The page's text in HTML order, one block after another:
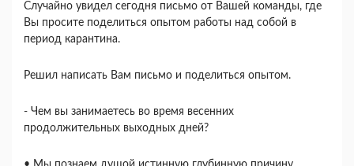
Случайно увидел сегодня письмо от Вашей команды, где
Вы просите поделиться опытом работы над собой в
период карантина.
Решил написать Вам письмо и поделиться опытом.
- Чем вы занимаетесь во время весенних
продолжительных выходных дней?